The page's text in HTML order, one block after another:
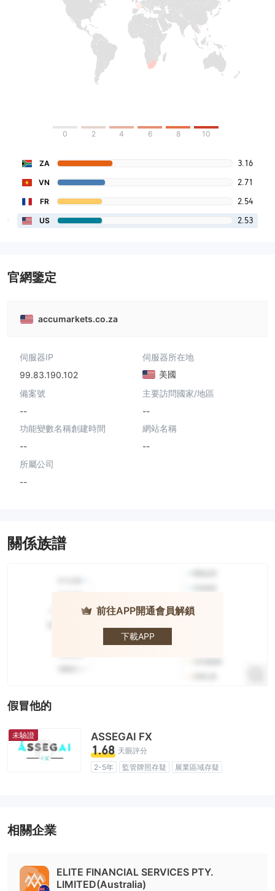
0 2 4 6 8 10
ZA 3.16
VN 2.71
FR 2.54
US 2.53
官網鑒定
accumarkets.co.za
伺服器IP
99.83.190.102
伺服器所在地
美國
備案號
--
主要訪問國家/地區
--
功能變數名稱創建時間
--
網站名稱
--
所屬公司
--
關係族譜
前往APP開通會員解鎖
下載APP
假冒他的
未驗證 ASSEGAI FX
1.68 天眼評分
2-5年
監管牌照存疑
展業區域存疑
相關企業
ELITE FINANCIAL SERVICES PTY.
LIMITED(Australia)